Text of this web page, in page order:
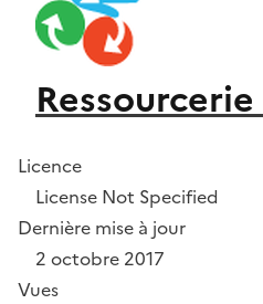
Licence
License Not Specified
Dernière mise à jour
2 octobre 2017
Vues